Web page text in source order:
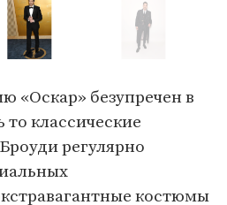
«Оскар» безупречен в
классические
регулярно
костюмы